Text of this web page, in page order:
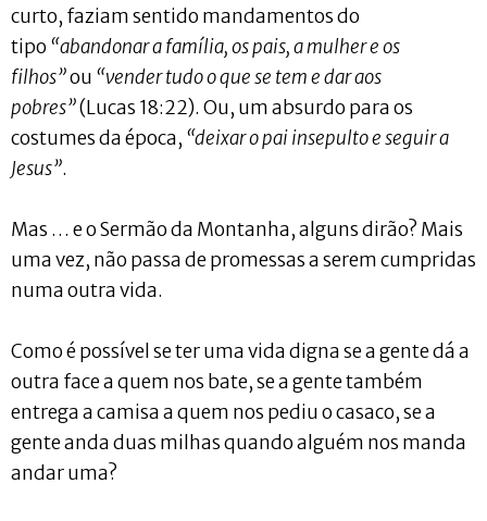
curto, faziam sentido mandamentos do
tipo “abandonar a família, os pais, a mulher e os
filhos”ou “vender tudo o que se tem e dar aos
pobres”(Lucas 18:22). Ou, um absurdo para os
costumes da época, “deixar o pai insepulto e seguir a
Jesus”.
Mas … e o Sermão da Montanha, alguns dirão? Mais
uma vez, não passa de promessas a serem cumpridas
numa outra vida.
Como é possível se ter uma vida digna se a gente dá a
outra face a quem nos bate, se a gente também
entrega a camisa a quem nos pediu o casaco, se a
gente anda duas milhas quando alguém nos manda
andar uma?